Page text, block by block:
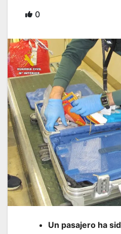
0
Un pasajero ha